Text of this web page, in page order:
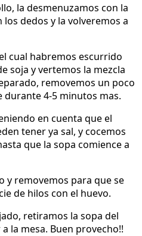
la desmenuzamos con la
dedos y la volveremos a
cual habremos escurrido
soja y vertemos la mezcla
removemos un poco
durante 4-5 minutos mas.
en cuenta que el
tener ya sal, y cocemos
que la sopa comience a
y removemos para que se
de hilos con el huevo.
retiramos la sopa del
la mesa. Buen provecho!!